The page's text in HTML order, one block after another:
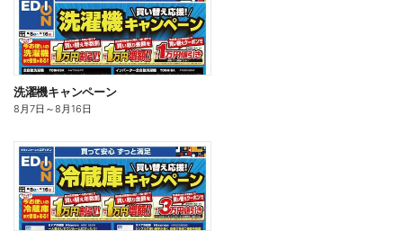
洗濯機キャンペーン
8月7日 ～8月16日